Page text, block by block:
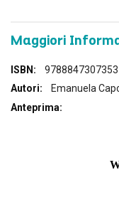
Maggiori
Maggiori
Informazioni
9788847307353
Emanuela